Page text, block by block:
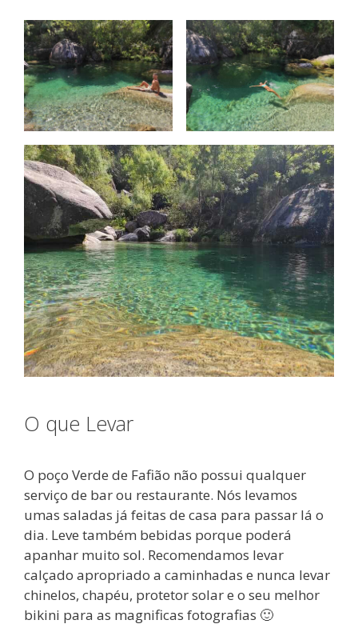
O que Levar
O poço Verde de Fafião não possui qualquer
serviço de bar ou restaurante. Nós levamos
umas saladas já feitas de casa para passar lá o
dia. Leve também bebidas porque poderá
apanhar muito sol. Recomendamos levar
calçado apropriado a caminhadas e nunca levar
chinelos, chapéu, protetor solar e o seu melhor
bikini para as magnificas fotografias 🙂